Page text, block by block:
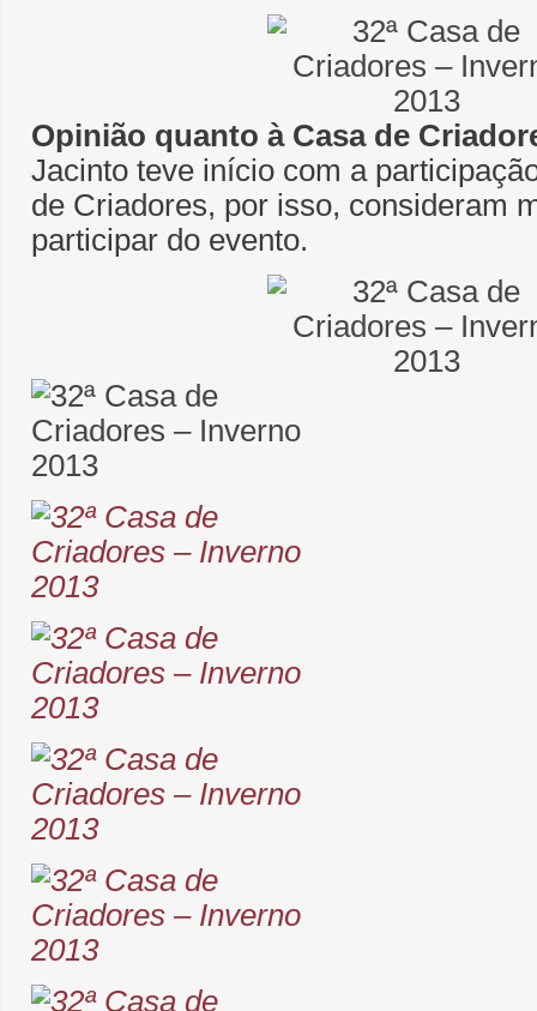
Opinião quanto à Casa de
Jacinto teve início com a
de Criadores, por isso, consideram
participar do evento.